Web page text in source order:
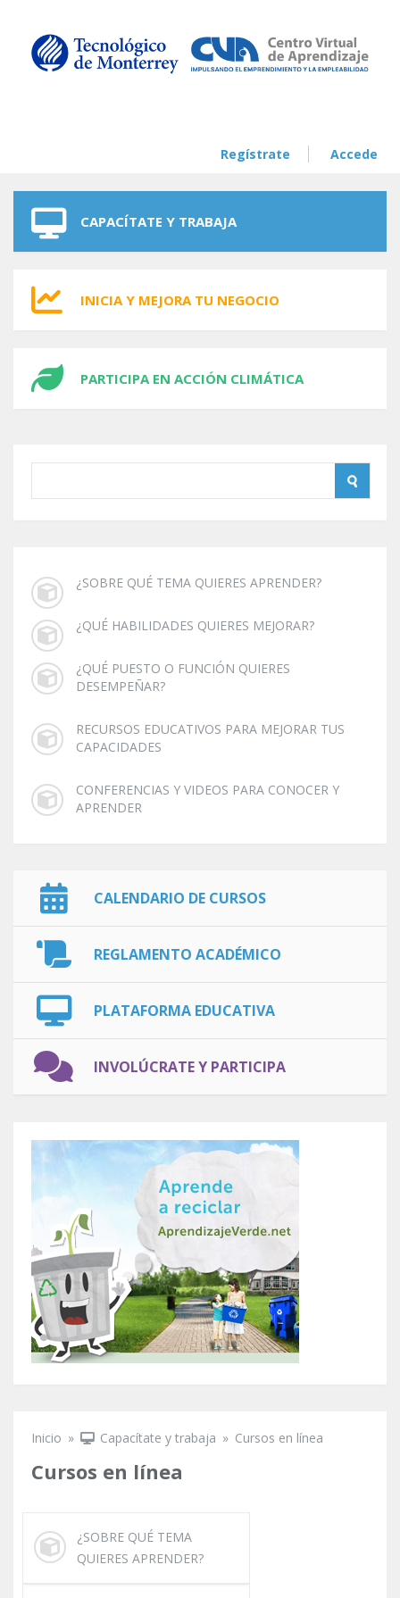
Regístrate Accede
CAPACÍTATE Y TRABAJA
INICIA Y MEJORA TU NEGOCIO
PARTICIPA EN ACCIÓN CLIMÁTICA
¿SOBRE QUÉ TEMA QUIERES APRENDER?
¿QUÉ HABILIDADES QUIERES MEJORAR?
¿QUÉ PUESTO O FUNCIÓN QUIERES
DESEMPEÑAR?
RECURSOS EDUCATIVOS PARA MEJORAR TUS
CAPACIDADES
CONFERENCIAS Y VIDEOS PARA CONOCER Y
APRENDER
CALENDARIO DE CURSOS
REGLAMENTO ACADÉMICO
PLATAFORMA EDUCATIVA
INVOLÚCRATE Y PARTICIPA
Inicio » Capacítate y trabaja » Cursos en línea
Cursos en línea
¿SOBRE QUÉ TEMA
QUIERES APRENDER?